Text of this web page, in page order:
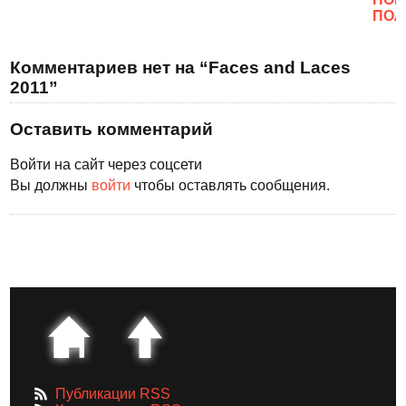
Комментариев нет на “Faces and Laces
2011”
Оставить комментарий
Войти на сайт через соцсети
Вы должны войти чтобы оставлять сообщения.
Публикации RSS